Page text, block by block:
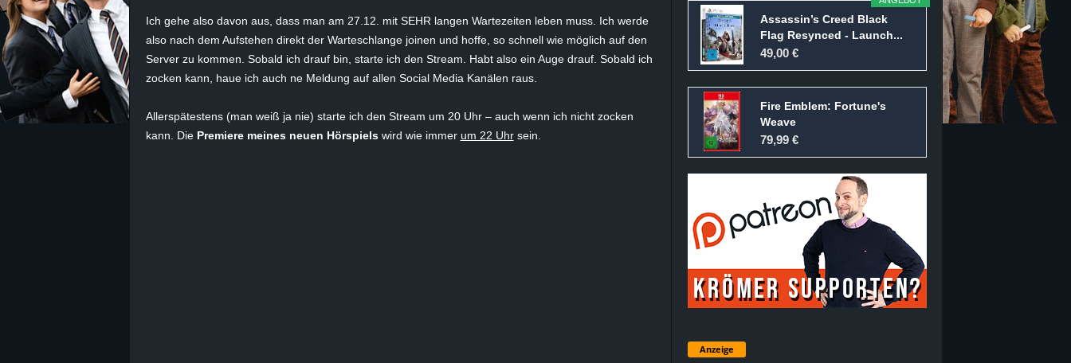
z
c
Ich gehe also davon aus, dass man am 27.12. mit SEHR langen Wartezeiten leben muss. Ich werde
also nach dem Aufstehen direkt der Warteschlange joinen und hoffe, so schnell wie möglich auf den
Server zu kommen. Sobald ich drauf bin, starte ich den Stream. Habt also ein Auge drauf. Sobald ich
zocken kann, haue ich auch ne Meldung auf allen Social Media Kanälen raus.
Allerspätestens (man weiß ja nie) starte ich den Stream um 20 Uhr – auch wenn ich nicht zocken
kann. Die Premiere meines neuen Hörspielswird wie immer um 22 Uhrsein.
Assassin’s Creed Black
Flag Resynced - Launch...
49,00 €
Fire Emblem: Fortune's
Weave
79,99 €
Anzeige